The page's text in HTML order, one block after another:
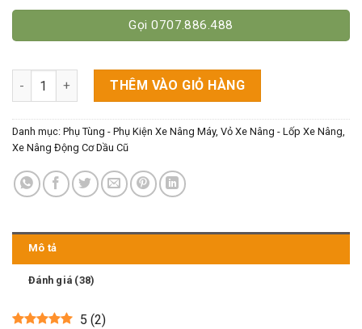
Gọi 0707.886.488
Bánh Xe Nâng Cao Su 200/50-10 Đặc Ruột số lượng
THÊM VÀO GIỎ HÀNG
Danh mục: Phụ Tùng - Phụ Kiện Xe Nâng Máy, Vỏ Xe Nâng - Lốp Xe Nâng,
Xe Nâng Động Cơ Dầu Cũ
Mô tả
Đánh giá (38)
5 (2)